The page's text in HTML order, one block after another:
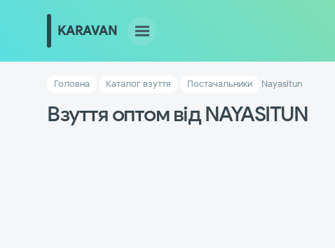
Головна Каталог взуття Постачальники Nayasitun
Взуття оптом від NAYASITUN